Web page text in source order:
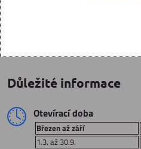
Důležité informace
Otevírací doba
Březen až září
1.3. až 30.9.